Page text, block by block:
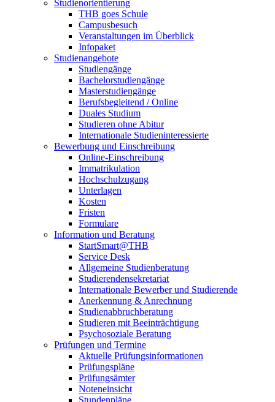
Studienorientierung
THB goes Schule
Campusbesuch
Veranstaltungen im Überblick
Infopaket
Studienangebote
Studiengänge
Bachelorstudiengänge
Masterstudiengänge
Berufsbegleitend / Online
Duales Studium
Studieren ohne Abitur
Internationale Studieninteressierte
Bewerbung und Einschreibung
Online-Einschreibung
Immatrikulation
Hochschulzugang
Unterlagen
Kosten
Fristen
Formulare
Information und Beratung
StartSmart@THB
Service Desk
Allgemeine Studienberatung
Studierendensekretariat
Internationale Bewerber und Studierende
Anerkennung & Anrechnung
Studienabbruchberatung
Studieren mit Beeinträchtigung
Psychosoziale Beratung
Prüfungen und Termine
Aktuelle Prüfungsinformationen
Prüfungspläne
Prüfungsämter
Noteneinsicht
Stundenpläne